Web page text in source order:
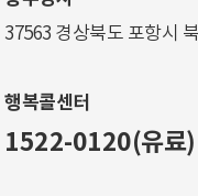
37563 경상북도 포항시
행복콜센터
1522-0120(유료)